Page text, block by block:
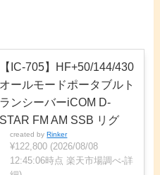
【IC-705】HF+50/144/430
オールモードポータブルト
ランシーバーiCOM D-
STAR FM AM SSB リグ
created byRinker
¥122,800 (2026/08/08
12:45:06時点 楽天市場調べ-詳